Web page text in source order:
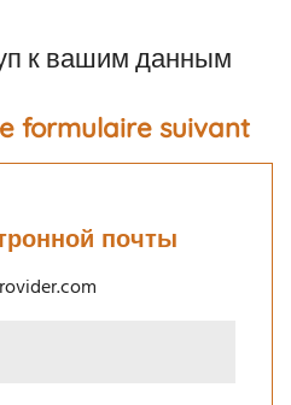
к вашим данным
formulaire suivant
почты